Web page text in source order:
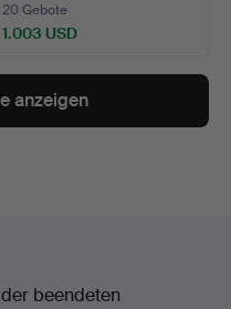
20 Gebote
1.003 USD
anzeigen
beendeten